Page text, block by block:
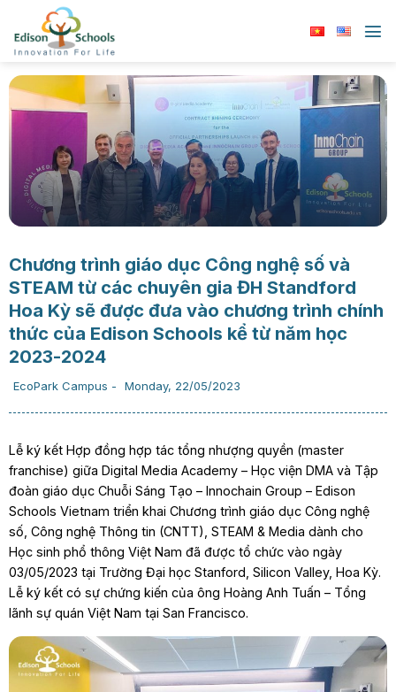
nội
Chương trình giáo dục Công nghệ số và
STEAM từ các chuyên gia ĐH Standford
Hoa Kỳ sẽ được đưa vào chương trình chính
thức của Edison Schools kể từ năm học
2023-2024
EcoPark Campus - Monday, 22/05/2023
Lễ ký kết Hợp đồng hợp tác tổng nhượng quyền (master
franchise) giữa Digital Media Academy – Học viện DMA và Tập
đoàn giáo dục Chuỗi Sáng Tạo – Innochain Group – Edison
Schools Vietnam triển khai Chương trình giáo dục Công nghệ
số, Công nghệ Thông tin (CNTT), STEAM & Media dành cho
Học sinh phổ thông Việt Nam đã được tổ chức vào ngày
03/05/2023 tại Trường Đại học Stanford, Silicon Valley, Hoa Kỳ.
Lễ ký kết có sự chứng kiến của ông Hoàng Anh Tuấn – Tổng
lãnh sự quán Việt Nam tại San Francisco.